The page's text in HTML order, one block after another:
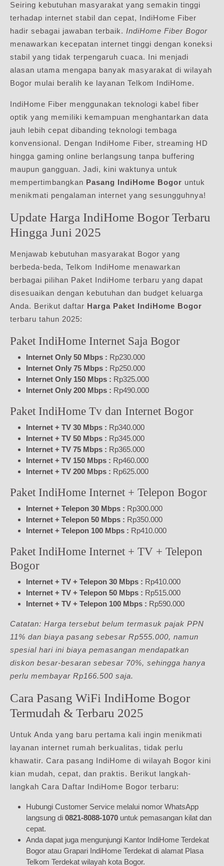
Seiring kebutuhan masyarakat yang semakin tinggi
terhadap internet stabil dan cepat, IndiHome Fiber
hadir sebagai jawaban terbaik. IndiHome Fiber Bogor
menawarkan kecepatan internet tinggi dengan koneksi
stabil yang tidak terpengaruh cuaca. Ini menjadi
alasan utama mengapa banyak masyarakat di wilayah
Bogor mulai beralih ke layanan Telkom IndiHome.
IndiHome Fiber menggunakan teknologi kabel fiber
optik yang memiliki kemampuan menghantarkan data
jauh lebih cepat dibanding teknologi tembaga
konvensional. Dengan IndiHome Fiber, streaming HD
hingga gaming online berlangsung tanpa buffering
maupun gangguan. Jadi, kini waktunya untuk
mempertimbangkan Pasang IndiHome Bogor untuk
menikmati pengalaman internet yang sesungguhnya!
Update Harga IndiHome Bogor Terbaru
Hingga Juni 2025
Menjawab kebutuhan masyarakat Bogor yang
berbeda-beda, Telkom IndiHome menawarkan
berbagai pilihan Paket IndiHome terbaru yang dapat
disesuaikan dengan kebutuhan dan budget keluarga
Anda. Berikut daftar Harga Paket IndiHome Bogor
terbaru tahun 2025:
Paket IndiHome Internet Saja Bogor
Internet Only 50 Mbps : Rp230.000
Internet Only 75 Mbps : Rp250.000
Internet Only 150 Mbps : Rp325.000
Internet Only 200 Mbps : Rp490.000
Paket IndiHome Tv dan Internet Bogor
Internet + TV 30 Mbps : Rp340.000
Internet + TV 50 Mbps : Rp345.000
Internet + TV 75 Mbps : Rp365.000
Internet + TV 150 Mbps : Rp460.000
Internet + TV 200 Mbps : Rp625.000
Paket IndiHome Internet + Telepon Bogor
Internet + Telepon 30 Mbps : Rp300.000
Internet + Telepon 50 Mbps : Rp350.000
Internet + Telepon 100 Mbps : Rp410.000
Paket IndiHome Internet + TV + Telepon
Bogor
Internet + TV + Telepon 30 Mbps : Rp410.000
Internet + TV + Telepon 50 Mbps : Rp515.000
Internet + TV + Telepon 100 Mbps : Rp590.000
Catatan: Harga tersebut belum termasuk pajak PPN
11% dan biaya pasang sebesar Rp555.000, namun
spesial hari ini biaya pemasangan mendapatkan
diskon besar-besaran sebesar 70%, sehingga hanya
perlu membayar Rp166.500 saja.
Cara Pasang WiFi IndiHome Bogor
Termudah & Terbaru 2025
Untuk Anda yang baru pertama kali ingin menikmati
layanan internet rumah berkualitas, tidak perlu
khawatir. Cara pasang IndiHome di wilayah Bogor kini
kian mudah, cepat, dan praktis. Berikut langkah-
langkah Cara Daftar IndiHome Bogor terbaru:
Hubungi Customer Service melalui nomor WhatsApp
langsung di 0821-8088-1070 untuk pemasangan kilat dan
cepat.
Anda dapat juga mengunjungi Kantor IndiHome Terdekat
Bogor atau Grapari IndiHome Terdekat di alamat Plasa
Telkom Terdekat wilayah kota Bogor.